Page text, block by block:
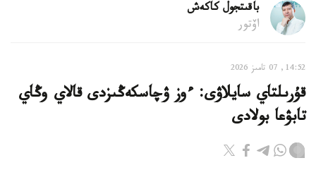
باقىتجول كاكەش
اۆتور
14:52, 07 تامىز 2026
قۇرىلتاي سايلاۋى: ءوز ۋچاسكەڭىزدى قالاي وڭاي
تابۋعا بولادى